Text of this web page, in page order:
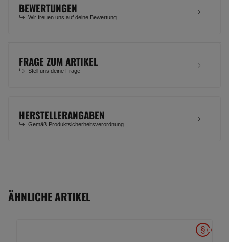
BEWERTUNGEN
Wir freuen uns auf deine Bewertung
FRAGE ZUM ARTIKEL
Stell uns deine Frage
HERSTELLERANGABEN
Gemäß Produktsicherheitsverordnung
ÄHNLICHE ARTIKEL